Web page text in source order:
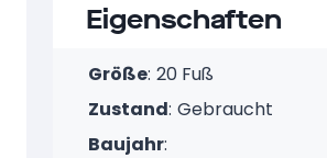
Eigenschaften
Größe: 20 Fuß
Zustand: Gebraucht
Baujahr: